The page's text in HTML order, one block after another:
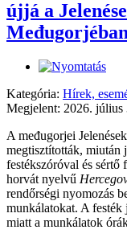
újjá a
Kategória: Hírek,
Megjelent: 2026. július
A međugorjei
megtisztították, miután
festékszóróval és sértő
horvát nyelvű
rendőrségi nyomozás
munkálatokat. A festék
miatt a munkálatok